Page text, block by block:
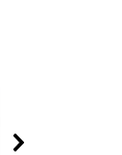
03:23